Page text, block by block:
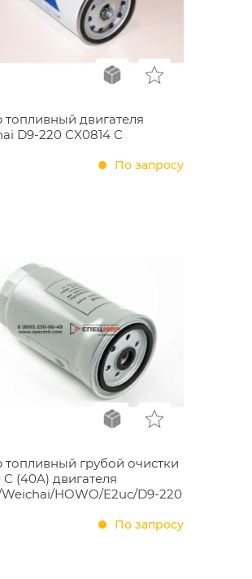
топливный двигателя
D9-220 CX0814 C
По запросу
топливный грубой очистки
C (40A) двигателя
Weichai/HOWO/E2uc/D9-220
По запросу